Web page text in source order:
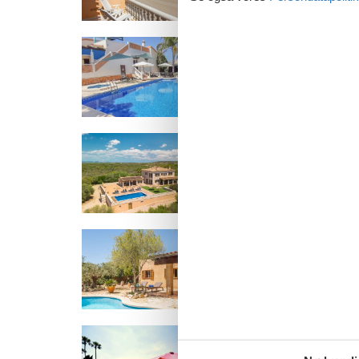
Emne nr.: 147-ECM021
Emne nr.: 147-EBL886
Emne nr.: 306-
ES8184.638.1
Sommerhus i